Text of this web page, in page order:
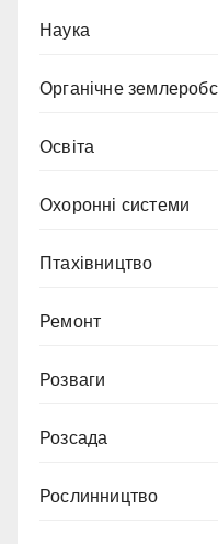
Наука
Органічне
Освіта
Охоронні системи
Птахівництво
Ремонт
Розваги
Розсада
Рослинництво